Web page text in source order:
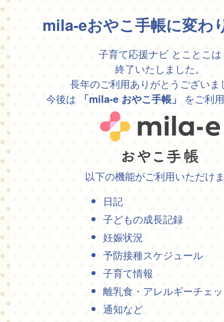
mila-eおやこ手帳に変わ
子育て応援ナビ とことこは
終了いたしました。
長年のご利用ありがとうございま
今後は
「mila-e おやこ手帳」 をご利
以下の機能がご利用いただけ
日記
子どもの成長記録
妊娠状況
予防接種スケジュール
子育て情報
離乳食・アレルギーチェ
通知など